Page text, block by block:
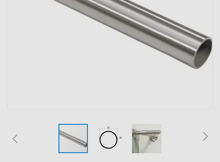
ons voorop, want we geloven dat een
goede relatie met onze klanten het